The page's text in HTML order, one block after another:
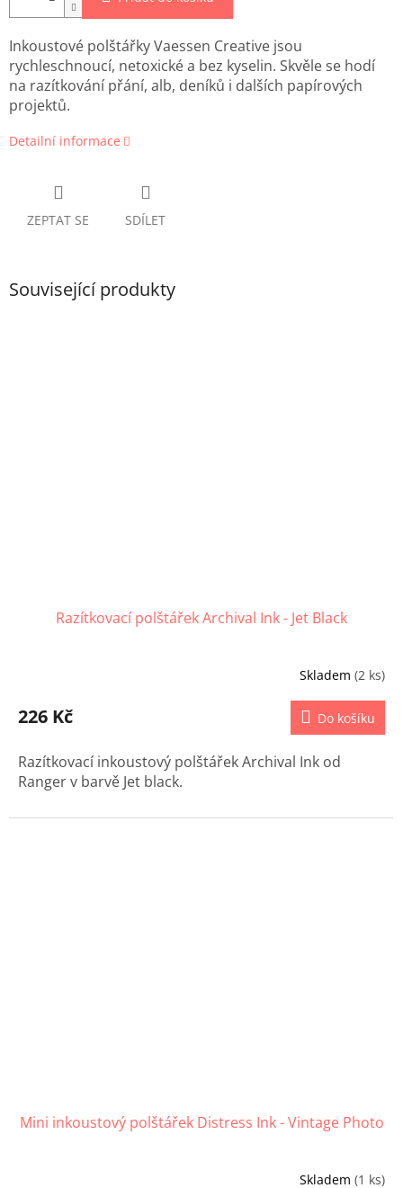
Inkoustové polštářky Vaessen Creative jsou
rychleschnoucí, netoxické a bez kyselin. Skvěle se hodí
na razítkování přání, alb, deníků i dalších papírových
projektů.
Detailní informace
ZEPTAT SE SDÍLET
Související produkty
Razítkovací polštářek Archival Ink - Jet Black
Skladem (2 ks)
226 Kč Do košíku
Razítkovací inkoustový polštářek Archival Ink od
Ranger v barvě Jet black.
Mini inkoustový polštářek Distress Ink - Vintage Photo
Skladem (1 ks)